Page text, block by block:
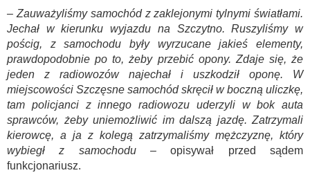
– Zauważyliśmy samochód z zaklejonymi tylnymi światłami.
Jechał w kierunku wyjazdu na Szczytno. Ruszyliśmy w
pościg, z samochodu były wyrzucane jakieś elementy,
prawdopodobnie po to, żeby przebić opony. Zdaje się, że
jeden z radiowozów najechał i uszkodził oponę. W
miejscowości Szczęsne samochód skręcił w boczną uliczkę,
tam policjanci z innego radiowozu uderzyli w bok auta
sprawców, żeby uniemożliwić im dalszą jazdę. Zatrzymali
kierowcę, a ja z kolegą zatrzymaliśmy mężczyznę, który
wybiegł z samochodu – opisywał przed sądem
funkcjonariusz.